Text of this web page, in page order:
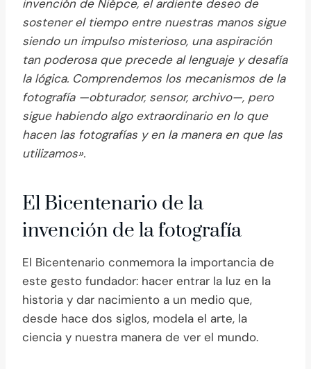
invención de Niépce, el ardiente deseo de
sostener el tiempo entre nuestras manos sigue
siendo un impulso misterioso, una aspiración
tan poderosa que precede al lenguaje y desafía
la lógica. Comprendemos los mecanismos de la
fotografía —obturador, sensor, archivo—, pero
sigue habiendo algo extraordinario en lo que
hacen las fotografías y en la manera en que las
utilizamos».
El Bicentenario de la
invención de la fotografía
El Bicentenario conmemora la importancia de
este gesto fundador: hacer entrar la luz en la
historia y dar nacimiento a un medio que,
desde hace dos siglos, modela el arte, la
ciencia y nuestra manera de ver el mundo.